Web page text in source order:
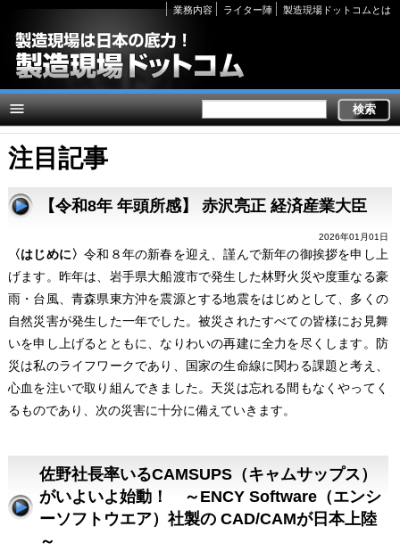
Secondary
links
業務内容 ライター陣 製造現場ドットコムとは
注目記事
【令和8年 年頭所感】 赤沢亮正 経済産業大臣
2026年01月01日
〈はじめに〉令和８年の新春を迎え、謹んで新年の御挨拶を申し上
げます。昨年は、岩手県大船渡市で発生した林野火災や度重なる豪
雨・台風、青森県東方沖を震源とする地震をはじめとして、多くの
自然災害が発生した一年でした。被災されたすべての皆様にお見舞
いを申し上げるとともに、なりわいの再建に全力を尽くします。防
災は私のライフワークであり、国家の生命線に関わる課題と考え、
心血を注いで取り組んできました。天災は忘れる間もなくやってく
るものであり、次の災害に十分に備えていきます。
佐野社長率いるCAMSUPS（キャムサップス）
がいよいよ始動！ ～ENCY Software（エンシ
ーソフトウエア）社製の CAD/CAMが日本上陸
～